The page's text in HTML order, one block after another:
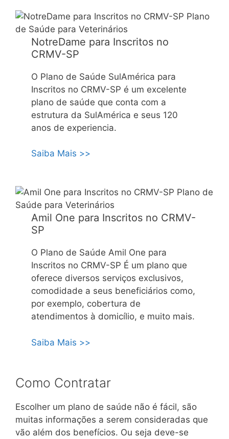
NotreDame para Inscritos no
CRMV-SP
O Plano de Saúde SulAmérica para
Inscritos no CRMV-SP é um excelente
plano de saúde que conta com a
estrutura da SulAmérica e seus 120
anos de experiencia.
Saiba Mais >>
Amil One para Inscritos no CRMV-
SP
O Plano de Saúde Amil One para
Inscritos no CRMV-SP É um plano que
oferece diversos serviços exclusivos,
comodidade a seus beneficiários como,
por exemplo, cobertura de
atendimentos à domicílio, e muito mais.
Saiba Mais >>
Como Contratar
Escolher um plano de saúde não é fácil, são
muitas informações a serem consideradas que
vão além dos benefícios. Ou seja deve-se